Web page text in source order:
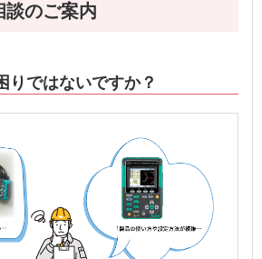
談のご案内
りではないですか？